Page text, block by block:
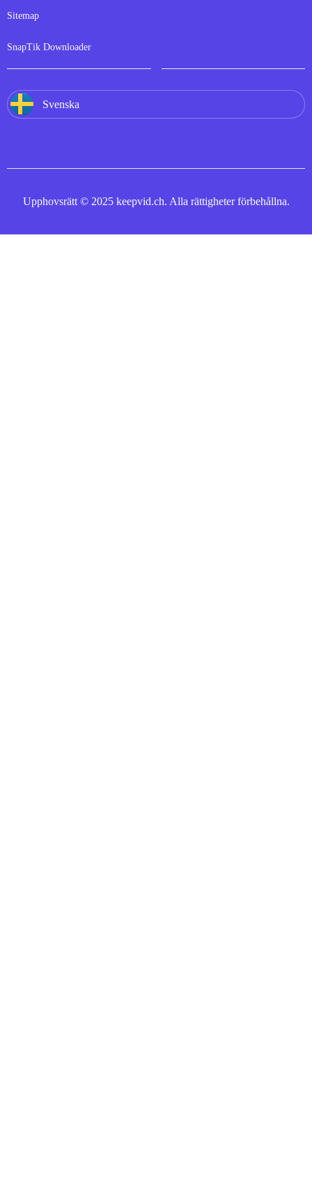
Sitemap
SnapTik Downloader
Svenska
Upphovsrätt © 2025 keepvid.ch. Alla rättigheter förbehållna.